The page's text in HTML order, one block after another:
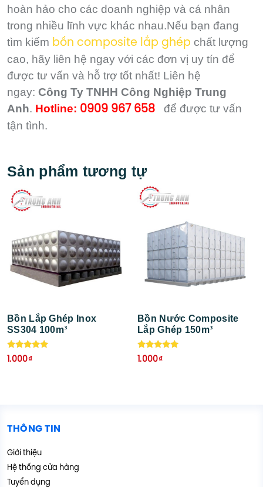
hoàn hảo cho các doanh nghiệp và cá nhân
trong nhiều lĩnh vực khác nhau.Nếu bạn đang
tìm kiếm bồn composite lắp ghép chất lượng
cao, hãy liên hệ ngay với các đơn vị uy tín để
được tư vấn và hỗ trợ tốt nhất! Liên hệ
ngay: Công Ty TNHH Công Nghiệp Trung
Anh. Hotline: 0909 967 658
để được tư vấn
tận tình.
Sản phẩm tương tự
Bồn Nước Composite
Lắp Ghép 150m³
Được xếp
hạng
1.000₫
Bồn Composite Lắp
Ghép
Được xếp
hạng
1.000₫
THÔNG TIN
Giới thiệu
Hệ thống cửa hàng
Tuyển dụng